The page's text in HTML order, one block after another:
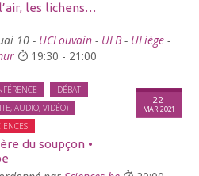
les lichens…
10 - UCLouvain - ULB- ULiège -
19:30 - 21:00
DÉBAT
AUDIO, VIDÉO)
du soupçon •
22
MAR 2021